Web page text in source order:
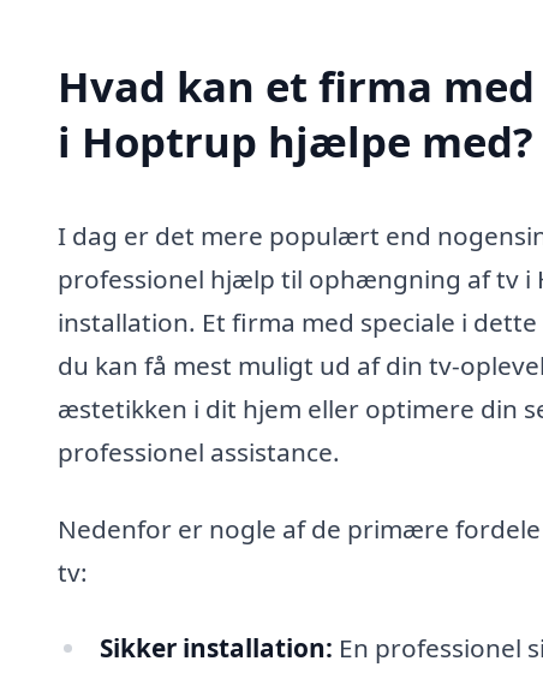
Hvad kan et firma
i Hoptrup hjælpe med?
I dag er det mere populært end
professionel hjælp til ophængning af tv i
installation. Et firma med speciale i
du kan få mest muligt ud af din tv-
æstetikken i dit hjem eller optimere din
professionel assistance.
Nedenfor er nogle af de primære
tv:
Sikker installation: En professionel